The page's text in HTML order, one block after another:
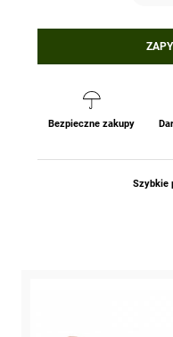
Bezpieczne zakupy
Szybkie